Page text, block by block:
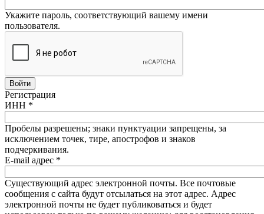
Укажите пароль, соответствующий вашему имени
пользователя.
Регистрация
ИНН *
Пробелы разрешены; знаки пунктуации запрещены, за
исключением точек, тире, апострофов и знаков
подчеркивания.
E-mail адрес *
Существующий адрес электронной почты. Все почтовые
сообщения с сайта будут отсылаться на этот адрес. Адрес
электронной почты не будет публиковаться и будет